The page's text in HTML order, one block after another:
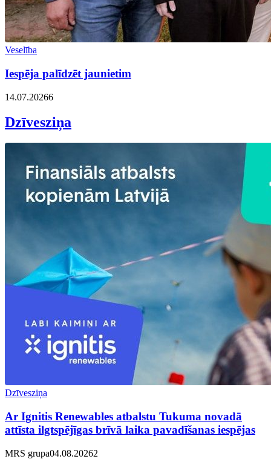
Veselība
Iespēja palīdzēt jaunietim
14.07.20266
Dzīvesziņa
Dzīvesziņa
Ar Ignitis Renewables atbalstu Tukuma novadā
attīsta ilgtspējīgas brīvā laika pavadīšanas iespējas
MRS grupa04.08.20262